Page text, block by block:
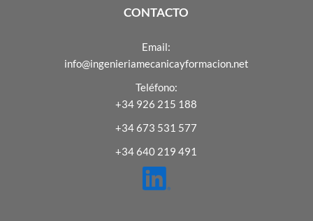
CONTACTO
Email:
info@ingenieriamecanicayformacion.net
Teléfono:
+34 926 215 188
+34 673 531 577
+34 640 219 491